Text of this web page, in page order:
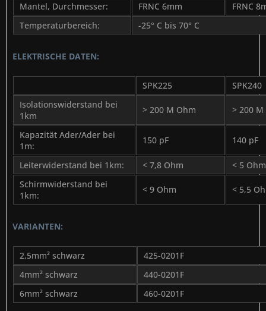
Mantel, Durchmesser:
FRNC 6mm
FRNC
Temperaturbereich:
-25° C bis 70° C
ELEKTRISCHE DATEN:
SPK225
SPK240
Isolationswiderstand bei
1km
> 200 M Ohm > 200
Kapazität Ader/Ader bei
1m:
150 pF 140 pF
Leiterwiderstand bei 1km: < 7,8 Ohm
< 5 Ohm
Schirmwiderstand bei
1km:
< 9 Ohm < 5,5
VARIANTEN:
2,5mm² schwarz
425-0201F
4mm² schwarz
440-0201F
6mm² schwarz
460-0201F